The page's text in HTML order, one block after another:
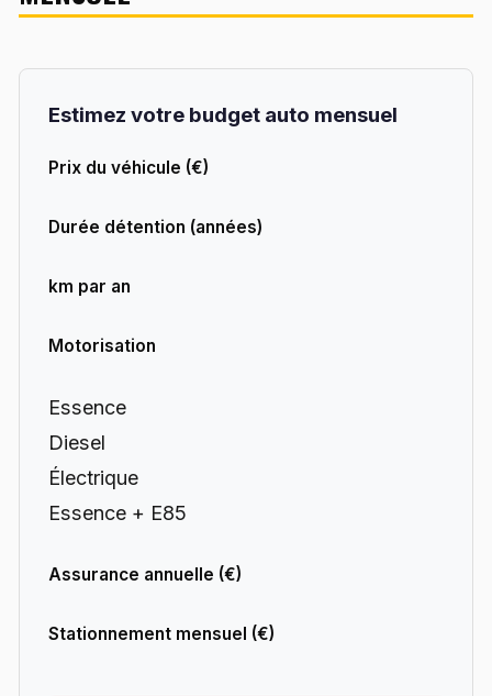
Estimez votre budget auto mensuel
Prix du véhicule (€)
Durée détention (années)
km par an
Motorisation
Essence
Diesel
Électrique
Essence + E85
Assurance annuelle (€)
Stationnement mensuel (€)